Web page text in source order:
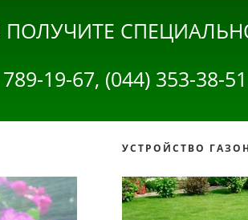
19-67, (044) 353-38-51
УСТРОЙСТВО